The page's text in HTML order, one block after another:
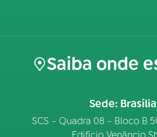
Saiba onde
Sede:
SCS – Quadra 08 – Bloco B